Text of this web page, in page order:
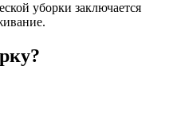
уборки заключается